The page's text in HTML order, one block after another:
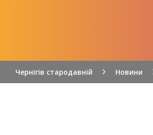
Чернігів стародавній Новини